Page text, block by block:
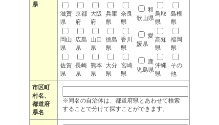
県
滋賀
県
京都
府
大阪
府
兵庫
県
奈良
県
和
歌山県
鳥取
県
島根
県
岡山
県
広島
県
山口
県
徳島
県
香川
県
愛
媛県
高知
県
福岡
県
佐賀
県
長崎
県
熊本
県
大分
県
宮崎
県
鹿
児島県
沖縄
県
その
他
市区町
村名、
都道府
県名
※同名の自治体は、都道府県とあわせて検索
することで分けて探すことができます。